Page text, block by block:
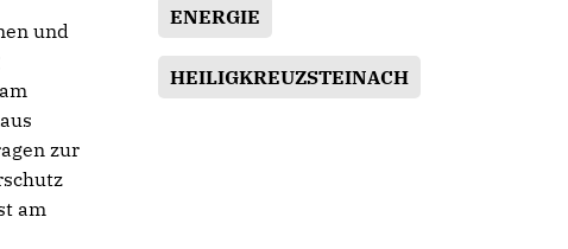
und
zur
am
ENERGIE
HEILIGKREUZSTEINACH